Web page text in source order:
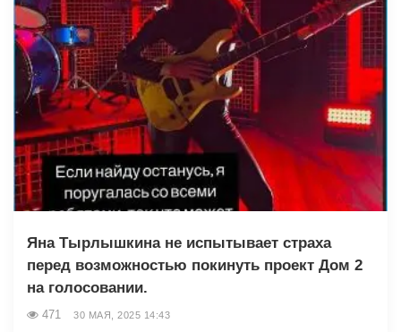
Яна Тырлышкина не испытывает страха
перед возможностью покинуть проект Дом 2
на голосовании.
471 30 МАЯ, 2025 14:43